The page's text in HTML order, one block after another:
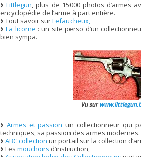
Littlegun , plus de 15000 photos d’armes
encyclopédie de l’arme à part entière.
Tout savoir surLefaucheux,
La licorne : un site perso d’un
bien sympa.
Vu sur
Armes et passion un collectionneur qui
techniques, sa passion des armes modernes.
ABC collection un portail sur la collection
Les mouchoirs d’instruction,